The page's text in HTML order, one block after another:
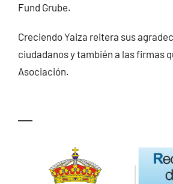
Fund Grube.
Creciendo Yaiza reitera sus
ciudadanos y también a las firmas
Asociación.
—